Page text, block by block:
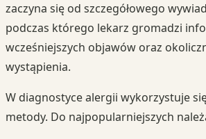
zaczyna się od szczegółowego
podczas którego lekarz gromadzi
wcześniejszych objawów oraz
wystąpienia.
W diagnostyce alergii wykorzystuje
metody. Do najpopularniejszych